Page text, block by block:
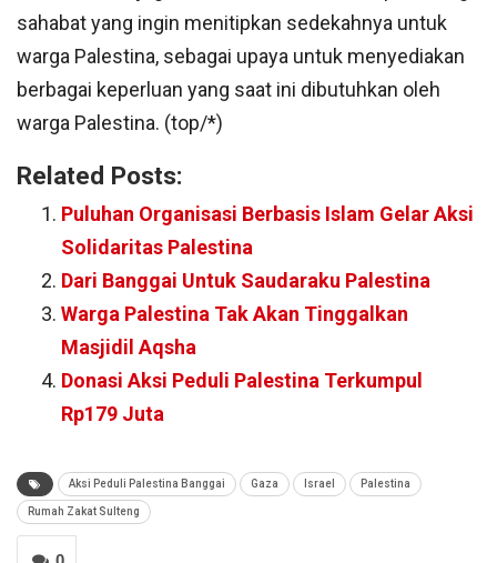
sahabat yang ingin menitipkan sedekahnya untuk
warga Palestina, sebagai upaya untuk menyediakan
berbagai keperluan yang saat ini dibutuhkan oleh
warga Palestina. (top/*)
Related Posts:
Puluhan Organisasi Berbasis Islam Gelar Aksi
Solidaritas Palestina
Dari Banggai Untuk Saudaraku Palestina
Warga Palestina Tak Akan Tinggalkan
Masjidil Aqsha
Donasi Aksi Peduli Palestina Terkumpul
Rp179 Juta
Aksi Peduli Palestina Banggai Gaza Israel Palestina
Rumah Zakat Sulteng